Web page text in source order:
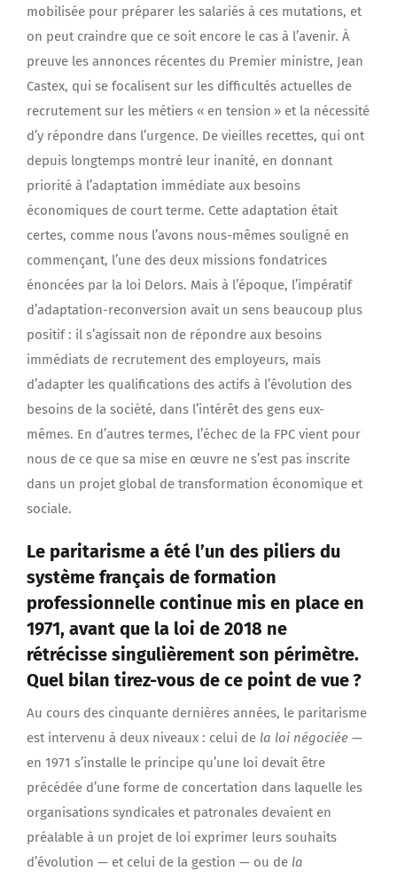
mobilisée pour préparer les salariés à ces mutations, et
on peut craindre que ce soit encore le cas à l’avenir. À
preuve les annonces récentes du Premier ministre, Jean
Castex, qui se focalisent sur les difficultés actuelles de
recrutement sur les métiers « en tension » et la nécessité
d’y répondre dans l’urgence. De vieilles recettes, qui ont
depuis longtemps montré leur inanité, en donnant
priorité à l’adaptation immédiate aux besoins
économiques de court terme. Cette adaptation était
certes, comme nous l’avons nous-mêmes souligné en
commençant, l’une des deux missions fondatrices
énoncées par la loi Delors. Mais à l’époque, l’impératif
d’adaptation-reconversion avait un sens beaucoup plus
positif : il s’agissait non de répondre aux besoins
immédiats de recrutement des employeurs, mais
d’adapter les qualifications des actifs à l’évolution des
besoins de la société, dans l’intérêt des gens eux-
mêmes. En d’autres termes, l’échec de la FPC vient pour
nous de ce que sa mise en œuvre ne s’est pas inscrite
dans un projet global de transformation économique et
sociale.
Le paritarisme a été l’un des piliers du
système français de formation
professionnelle continue mis en place en
1971, avant que la loi de 2018 ne
rétrécisse singulièrement son périmètre.
Quel bilan tirez-vous de ce point de vue ?
Au cours des cinquante dernières années, le paritarisme
est intervenu à deux niveaux : celui de la loi négociée —
en 1971 s’installe le principe qu’une loi devait être
précédée d’une forme de concertation dans laquelle les
organisations syndicales et patronales devaient en
préalable à un projet de loi exprimer leurs souhaits
d’évolution — et celui de la gestion — ou de la